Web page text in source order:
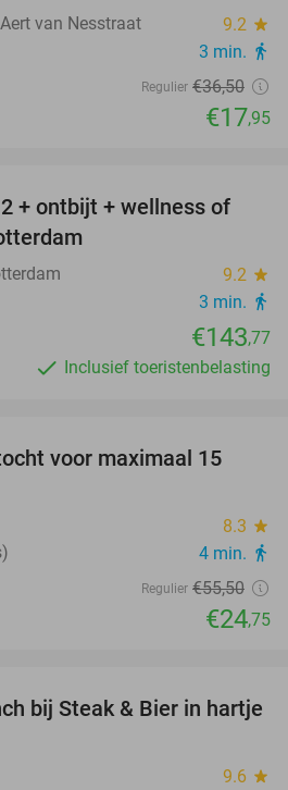
van Nesstraat 9.2 star
3 min. directions_walk
Regulier €36,50
€17,95
+ ontbijt + wellness of
9.2 star
3 min. directions_walk
€143,77
Inclusief toeristenbelasting
55%
voor maximaal 15
8.3 star
4 min. directions_walk
Regulier €55,50
€24,75
36%
bij Steak & Bier in hartje
9.6 star